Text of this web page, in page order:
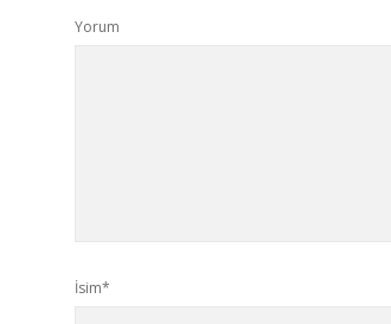
Yorum
İsim*